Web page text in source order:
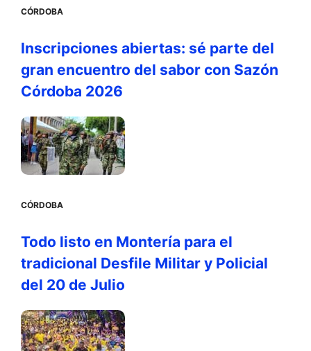
CÓRDOBA
Inscripciones abiertas: sé parte del
gran encuentro del sabor con Sazón
Córdoba 2026
CÓRDOBA
Todo listo en Montería para el
tradicional Desfile Militar y Policial
del 20 de Julio